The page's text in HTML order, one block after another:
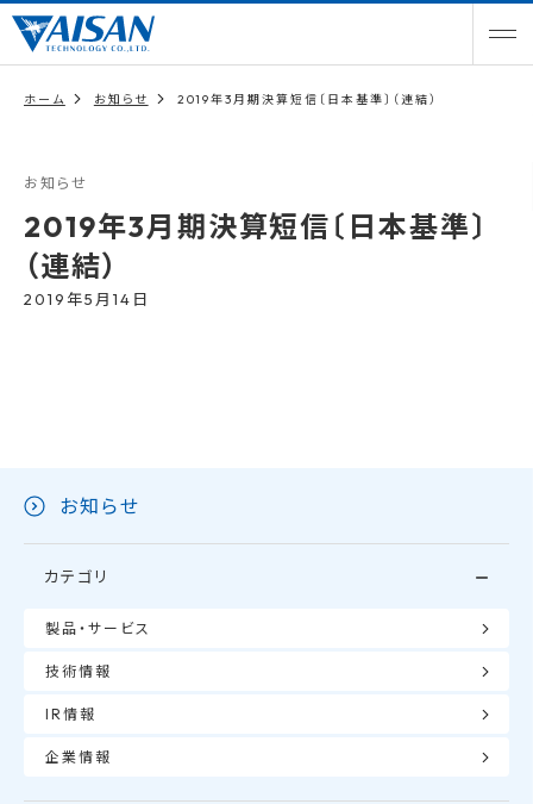
ホーム お知らせ 2019年3月期決算短信〔日本基準〕（連結）
お知らせ
2019年3月期決算短信〔日本基準〕
（連結）
2019年5月14日
お知らせ
カテゴリ
製品・サービス
技術情報
IR情報
企業情報